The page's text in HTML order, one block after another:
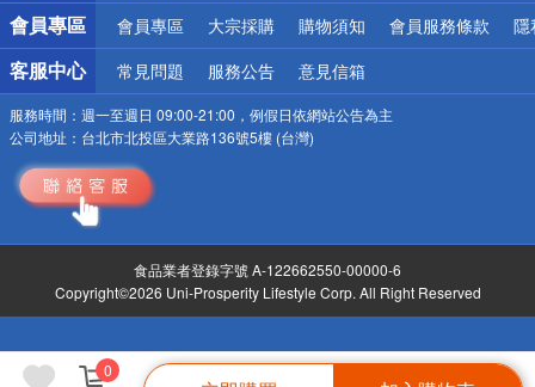
0
會員專區 會員專區 大宗採購 購物須知 會員服務條款 隱
客服中心 常見問題 服務公告 意見信箱
服務時間： 週一至週日 09:00-21:00，例假日依網站公告為主
公司地址： 台北市北投區大業路136號5樓 (台灣)
食品業者登錄字號 A-122662550-00000-6
Copyright©2026 Uni-Prosperity Lifestyle Corp. All Right Reserved